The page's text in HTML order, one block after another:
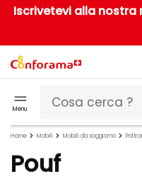
Iscrivetevi alla nostra
Menu
Home Mobili Mobili da soggiorno
Pouf